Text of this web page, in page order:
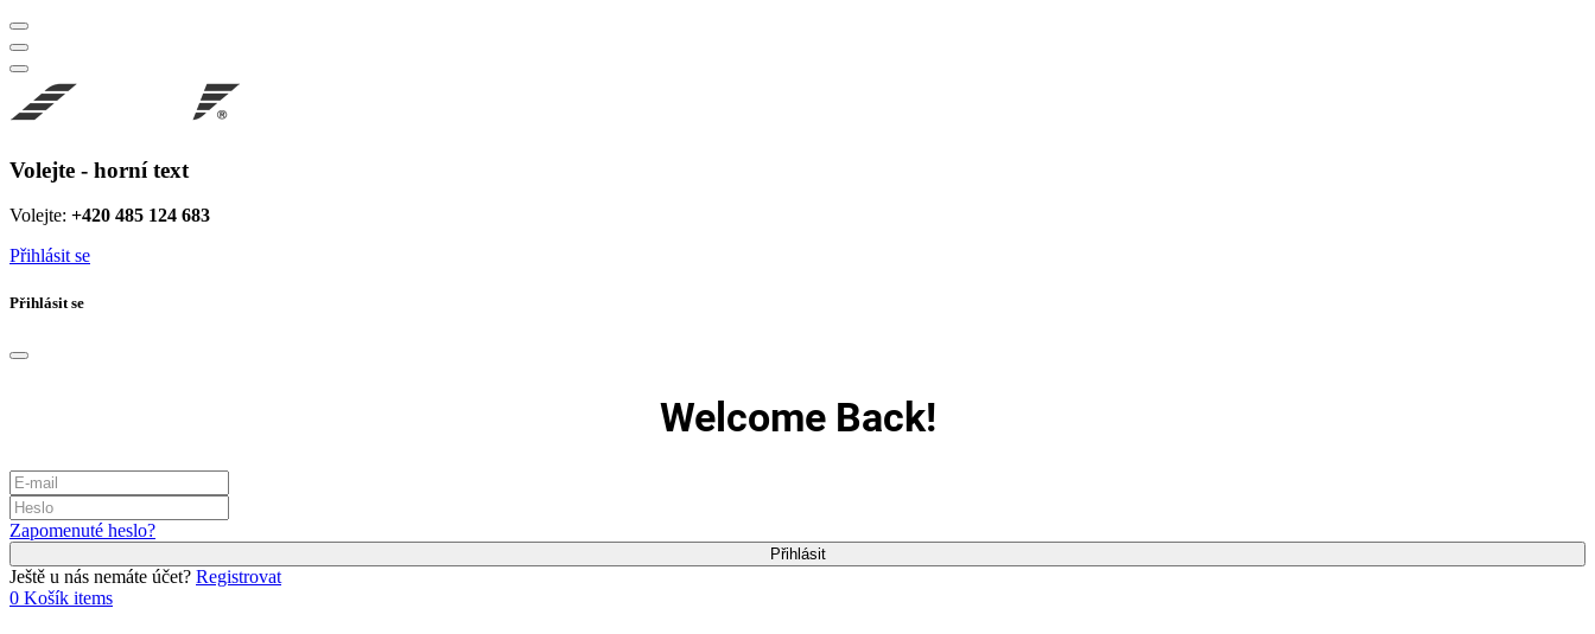
Volejte - horní text
Volejte: +420 485 124 683
Přihlásit se
Přihlásit se
Welcome Back!
Zapomenuté heslo?
Přihlásit
Ještě u nás nemáte účet? Registrovat
0 Košík items